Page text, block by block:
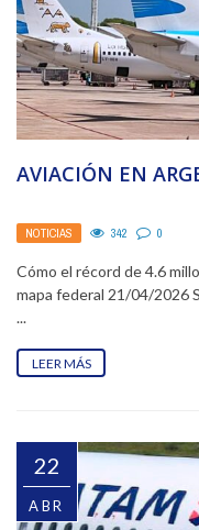
AVIACIÓN EN
NOTICIAS 342 0
Cómo el récord de 4.6
mapa federal 21/04/2026
...
LEER MÁS
22
ABR